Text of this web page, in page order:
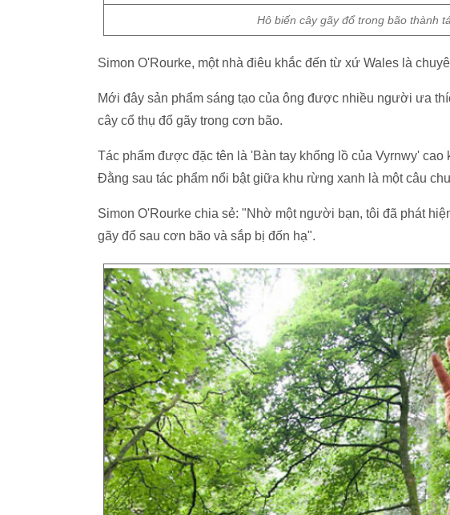
Hô biến cây gãy đổ trong bão thành
Simon O'Rourke, một nhà điêu khắc đến từ xứ Wales là
Mới đây sản phẩm sáng tạo của ông được nhiều người ưa
cây cổ thụ đổ gãy trong cơn bão.
Tác phẩm được đặc tên là 'Bàn tay khổng lồ của Vyrnwy' cao
Đằng sau tác phẩm nổi bật giữa khu rừng xanh là một câu
Simon O'Rourke chia sẻ: "Nhờ một người bạn, tôi đã phát
gãy đổ sau cơn bão và sắp bị đốn hạ".